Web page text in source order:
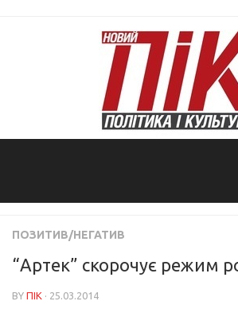
ПОЗИТИВ/НЕГАТИВ
“Артек” скорочує режим
BY ПІК · 25.03.2014